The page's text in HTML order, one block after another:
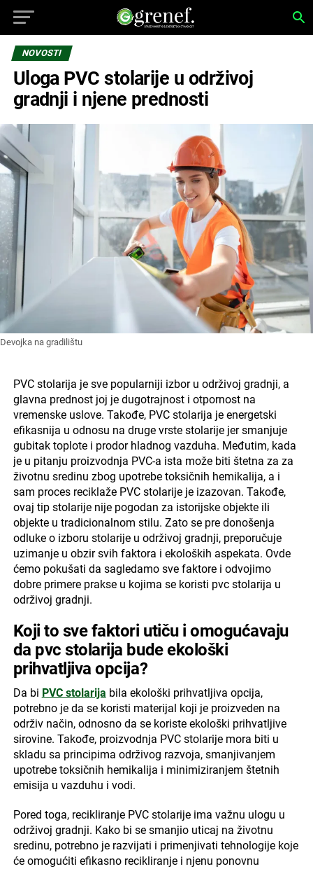
NOVOSTI
Uloga PVC stolarije u održivoj
gradnji i njene prednosti
Devojka na gradilištu
PVC stolarija je sve popularniji izbor u održivoj gradnji, a
glavna prednost joj je dugotrajnost i otpornost na
vremenske uslove. Takođe, PVC stolarija je energetski
efikasnija u odnosu na druge vrste stolarije jer smanjuje
gubitak toplote i prodor hladnog vazduha. Međutim, kada
je u pitanju proizvodnja PVC-a ista može biti štetna za za
životnu sredinu zbog upotrebe toksičnih hemikalija, a i
sam proces reciklaže PVC stolarije je izazovan. Takođe,
ovaj tip stolarije nije pogodan za istorijske objekte ili
objekte u tradicionalnom stilu. Zato se pre donošenja
odluke o izboru stolarije u održivoj gradnji, preporučuje
uzimanje u obzir svih faktora i ekoloških aspekata. Ovde
ćemo pokušati da sagledamo sve faktore i odvojimo
dobre primere prakse u kojima se koristi pvc stolarija u
održivoj gradnji.
Koji to sve faktori utiču i omogućavaju
da pvc stolarija bude ekološki
prihvatljiva opcija?
Da bi PVC stolarija bila ekološki prihvatljiva opcija,
potrebno je da se koristi materijal koji je proizveden na
održiv način, odnosno da se koriste ekološki prihvatljive
sirovine. Takođe, proizvodnja PVC stolarije mora biti u
skladu sa principima održivog razvoja, smanjivanjem
upotrebe toksičnih hemikalija i minimiziranjem štetnih
emisija u vazduhu i vodi.
Pored toga, recikliranje PVC stolarije ima važnu ulogu u
održivoj gradnji. Kako bi se smanjio uticaj na životnu
sredinu, potrebno je razvijati i primenjivati tehnologije koje
će omogućiti efikasno recikliranje i njenu ponovnu